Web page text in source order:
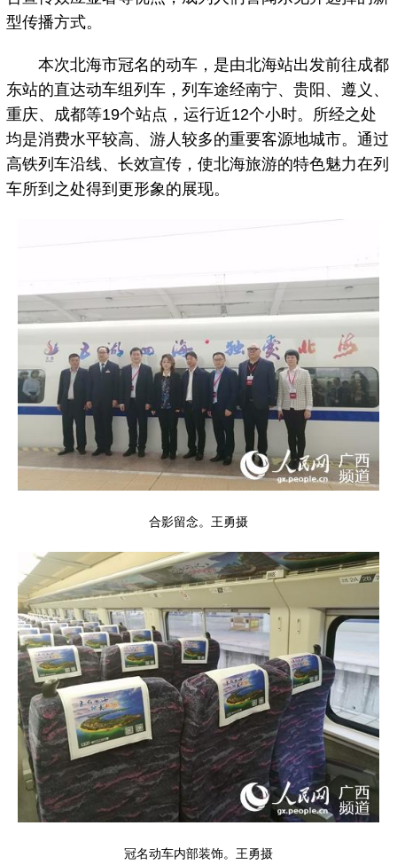
型传播方式。
本次北海市冠名的动车，是由北海站出发前往成都
东站的直达动车组列车，列车途经南宁、贵阳、遵义、
重庆、成都等19个站点，运行近12个小时。所经之处
均是消费水平较高、游人较多的重要客源地城市。通过
高铁列车沿线、长效宣传，使北海旅游的特色魅力在列
车所到之处得到更形象的展现。
合影留念。王勇摄
冠名动车内部装饰。王勇摄